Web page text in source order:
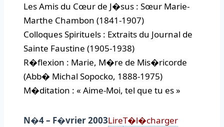
Les Amis du Cœur de J�sus : Sœur Marie-
Marthe Chambon (1841-1907)
Colloques Spirituels : Extraits du Journal de
Sainte Faustine (1905-1938)
R�flexion : Marie, M�re de Mis�ricorde
(Abb� Michal Sopocko, 1888-1975)
M�ditation : « Aime-Moi, tel que tu es »
N�4 – F�vrier 2003LireT�l�charger